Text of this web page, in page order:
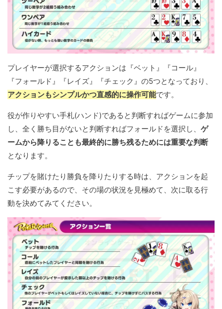
プレイヤーが選択するアクションは『ベット』『コール』
『フォールド』『レイズ』『チェック』の5つとなっており、
アクションもシンプルかつ直感的に操作可能です。
役が作りやすい手札(ハンド)であると判断すればゲームに参加
し、全く勝ち目がないと判断すればフォールドを選択し、 ゲ
ームから降りることも最終的に勝ち残るためには重要な判断
となります。
チップを賭けたり勝負を降りたりする時は、アクションを起
こす必要があるので、その場の状況を見極めて、次に取る行
動を決めてみてください。